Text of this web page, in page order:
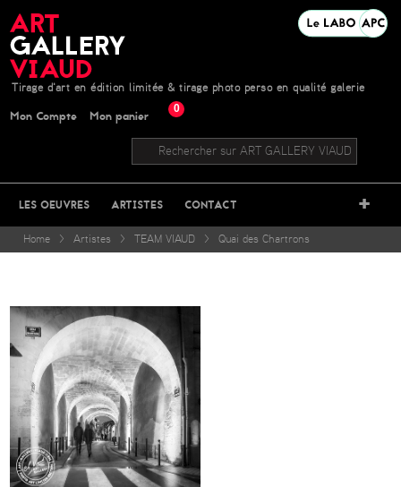
Tirage d'art en édition limitée & tirage photo perso en qualité galerie
Mon Compte Mon panier 0
LES OEUVRES ARTISTES CONTACT +
Home > Artistes > TEAM VIAUD > Quai des Chartrons